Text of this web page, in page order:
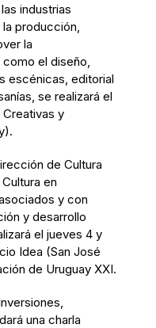
industrias
producción,
la
el diseño,
escénicas, editorial
se realizará el
y
de Cultura
en
y con
y desarrollo
el jueves 4 y
Idea (San José
de Uruguay XXI.
una charla